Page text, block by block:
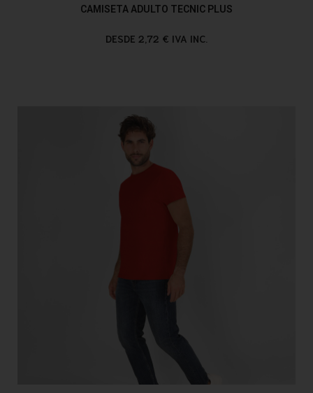
CAMISETA ADULTO TECNIC PLUS
DESDE 2,72 € IVA INC.